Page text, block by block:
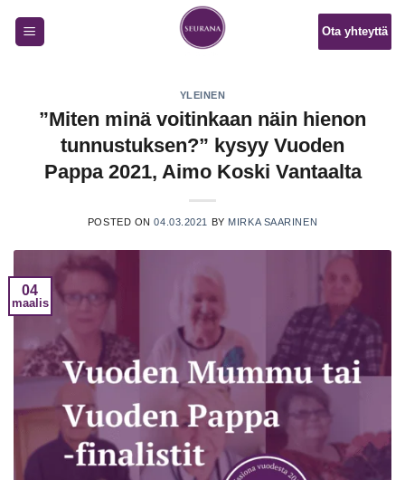
Ota yhteyttä
YLEINEN
”Miten minä voitinkaan näin hienon
tunnustuksen?” kysyy Vuoden
Pappa 2021, Aimo Koski Vantaalta
POSTED ON04.03.2021 BY MIRKA SAARINEN
04
maalis